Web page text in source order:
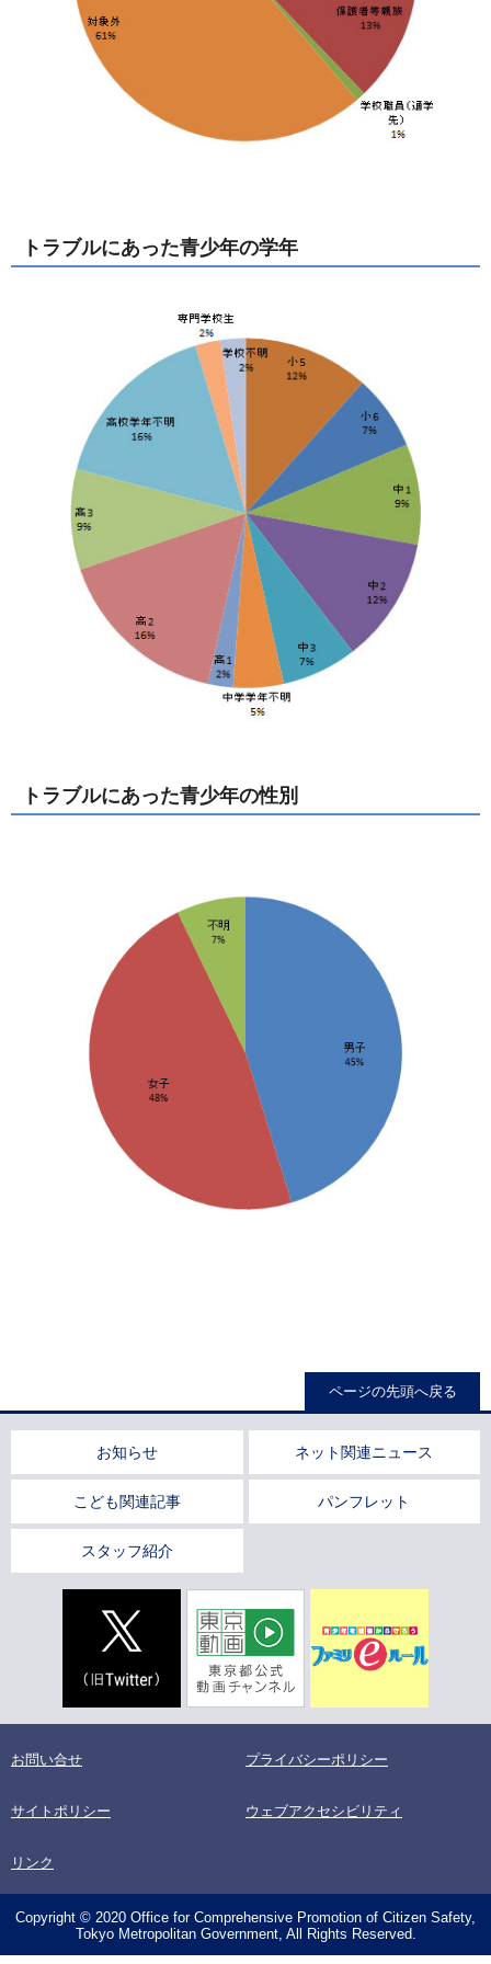
トラブルにあった青少年の学年
トラブルにあった青少年の性別
ページの先頭へ戻る
お知らせ ネット関連ニュース
こども関連記事 パンフレット
スタッフ紹介
お問い合せ プライバシーポリシー
サイトポリシー ウェブアクセシビリティ
リンク
Copyright © 2020 Office for Comprehensive Promotion of Citizen Safety,
Tokyo Metropolitan Government, All Rights Reserved.